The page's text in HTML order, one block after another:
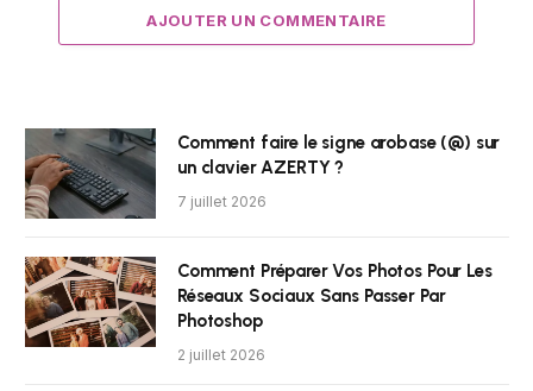
AJOUTER UN COMMENTAIRE
Comment faire le signe arobase (@) sur
un clavier AZERTY ?
7 juillet 2026
Comment Préparer Vos Photos Pour Les
Réseaux Sociaux Sans Passer Par
Photoshop
2 juillet 2026